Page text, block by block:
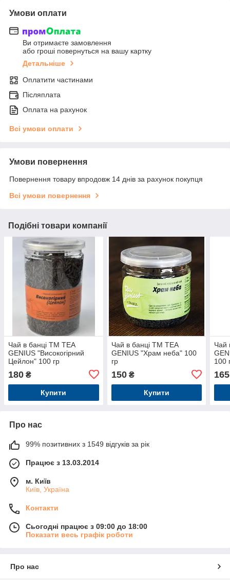
Умови оплати
Ви отримаєте замовлення
або гроші повернуться на вашу картку
Детальніше
Оплатити частинами
Післяплата
Оплата на рахунок
Всі умови оплати
Умови повернення
Повернення товару впродовж 14 днів за рахунок покупця
Всі умови повернення
Подібні товари компанії
Чай в банці TM TEA
GENIUS "Високогірний
Цейлон" 100 гр
180 ₴
Купити
Чай в банці TM TEA
GENIUS "Храм неба" 100
гр
150₴
Купити
Чай
100
165
Про нас
99% позитивних з 1549 відгуків за рік
Працює з 13.03.2014
м. Київ
Київ, Україна
Контакти
Сьогодні працює з 09:00 до 18:00
Показати весь графік роботи
Про нас